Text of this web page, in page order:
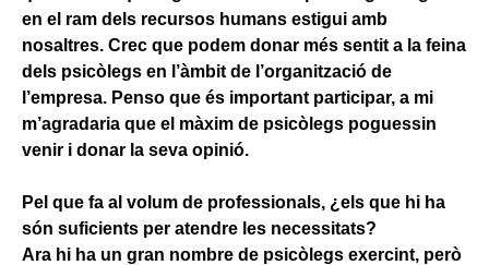
en el ram dels recursos humans estigui amb
nosaltres. Crec que podem donar més sentit a la feina
dels psicòlegs en l’àmbit de l’organització de
l’empresa. Penso que és important participar, a mi
m’agradaria que el màxim de psicòlegs poguessin
venir i donar la seva opinió.
Pel que fa al volum de professionals, ¿els que hi ha
són suficients per atendre les necessitats?
Ara hi ha un gran nombre de psicòlegs exercint, però